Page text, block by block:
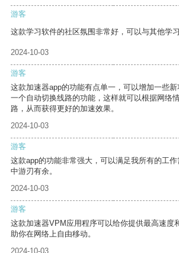
游客
这款学习软件的社区氛围非常好，可以与其他学
2024-10-03
游客
这款加速器app的功能有点单一，可以增加一些
一个自动切换线路的功能，这样就可以根据网络
路，从而获得更好的加速效果。
2024-10-03
游客
这款app的功能非常强大，可以满足我所有的工
中游刃有余。
2024-10-03
游客
这款加速器VPM应用程序可以给你提供最高速度
助你在网络上自由移动。
2024-10-03